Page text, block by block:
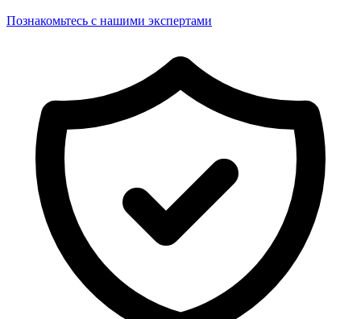
Познакомьтесь с нашими экспертами